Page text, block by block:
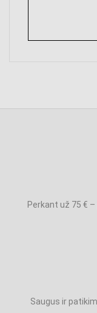
Perkant už 75 €
Saugus ir